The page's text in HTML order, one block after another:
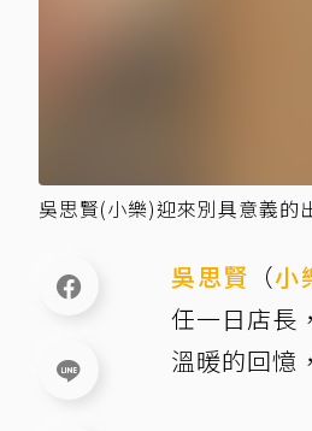
吳思賢(小樂)迎來別具意義的
吳思賢 （小
任一日店長
溫暖的回憶